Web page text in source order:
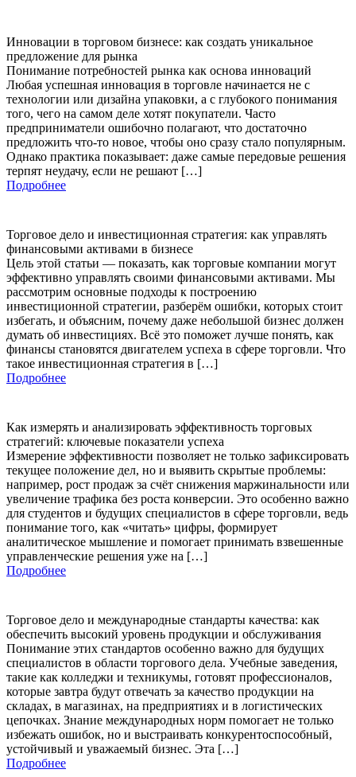
Инновации в торговом бизнесе: как создать уникальное
предложение для рынка
Понимание потребностей рынка как основа инноваций
Любая успешная инновация в торговле начинается не с
технологии или дизайна упаковки, а с глубокого понимания
того, чего на самом деле хотят покупатели. Часто
предприниматели ошибочно полагают, что достаточно
предложить что-то новое, чтобы оно сразу стало популярным.
Однако практика показывает: даже самые передовые решения
терпят неудачу, если не решают […]
Подробнее
Торговое дело и инвестиционная стратегия: как управлять
финансовыми активами в бизнесе
Цель этой статьи — показать, как торговые компании могут
эффективно управлять своими финансовыми активами. Мы
рассмотрим основные подходы к построению
инвестиционной стратегии, разберём ошибки, которых стоит
избегать, и объясним, почему даже небольшой бизнес должен
думать об инвестициях. Всё это поможет лучше понять, как
финансы становятся двигателем успеха в сфере торговли. Что
такое инвестиционная стратегия в […]
Подробнее
Как измерять и анализировать эффективность торговых
стратегий: ключевые показатели успеха
Измерение эффективности позволяет не только зафиксировать
текущее положение дел, но и выявить скрытые проблемы:
например, рост продаж за счёт снижения маржинальности или
увеличение трафика без роста конверсии. Это особенно важно
для студентов и будущих специалистов в сфере торговли, ведь
понимание того, как «читать» цифры, формирует
аналитическое мышление и помогает принимать взвешенные
управленческие решения уже на […]
Подробнее
Торговое дело и международные стандарты качества: как
обеспечить высокий уровень продукции и обслуживания
Понимание этих стандартов особенно важно для будущих
специалистов в области торгового дела. Учебные заведения,
такие как колледжи и техникумы, готовят профессионалов,
которые завтра будут отвечать за качество продукции на
складах, в магазинах, на предприятиях и в логистических
цепочках. Знание международных норм помогает не только
избежать ошибок, но и выстраивать конкурентоспособный,
устойчивый и уважаемый бизнес. Эта […]
Подробнее